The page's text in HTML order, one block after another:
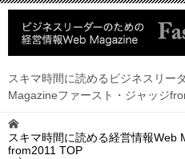
スキマ時間に読めるビジネスリー
Magazineファースト・ジャッジ
スキマ時間に読める経営情報Web
from2011 TOP